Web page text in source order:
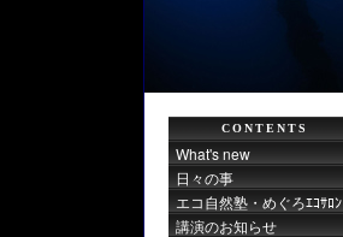
CONTENTS
What's new
日々の事
エコ自然塾・めぐろｴｺｻﾛﾝ
講演のお知らせ